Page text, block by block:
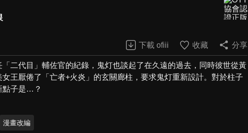
下載 ofiii 收藏 分享
二代目」輔佐官的紀錄，鬼灯也談起了在久遠的過去，同時彼世從黃
王厭倦了「亡者+火炎」的玄關廊柱，要求鬼灯重新設計。對於柱子
點子是…？
漫畫改編